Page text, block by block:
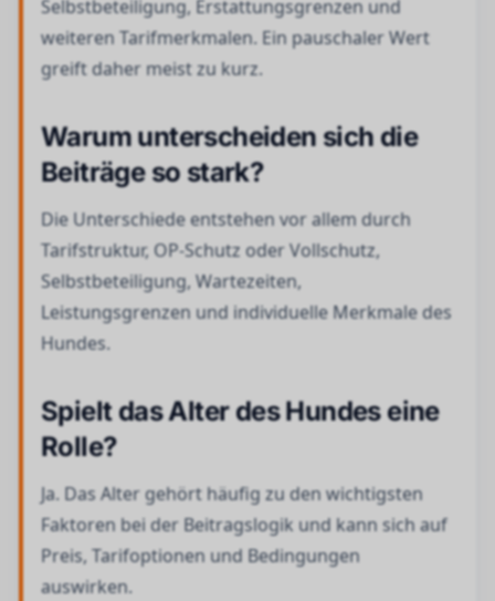
Selbstbeteiligung, Erstattungsgrenzen und
weiteren Tarifmerkmalen. Ein pauschaler Wert
greift daher meist zu kurz.
Warum unterscheiden sich die
Beiträge so stark?
Die Unterschiede entstehen vor allem durch
Tarifstruktur, OP-Schutz oder Vollschutz,
Selbstbeteiligung, Wartezeiten,
Leistungsgrenzen und individuelle Merkmale des
Hundes.
Spielt das Alter des Hundes eine
Rolle?
Ja. Das Alter gehört häufig zu den wichtigsten
Faktoren bei der Beitragslogik und kann sich auf
Preis, Tarifoptionen und Bedingungen
auswirken.